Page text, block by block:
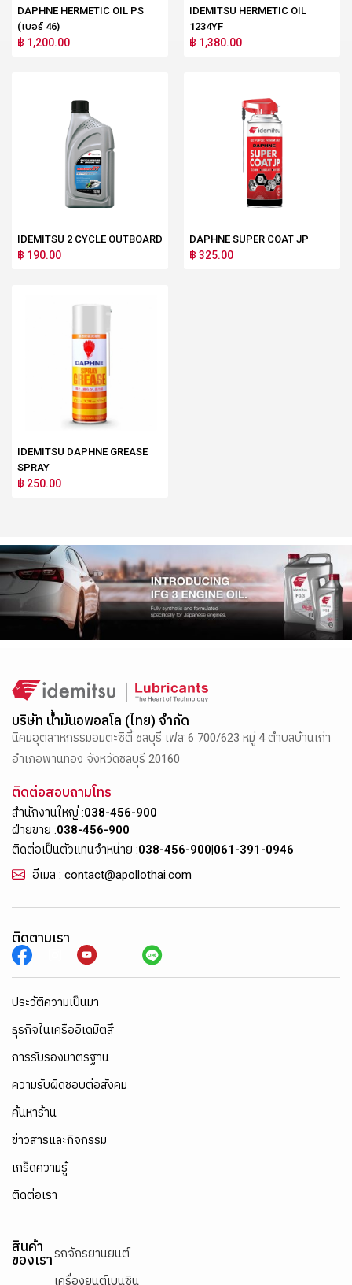
DAPHNE HERMETIC OIL PS
(เบอร์ 46)
฿ 1,200.00
IDEMITSU HERMETIC OIL
1234YF
฿ 1,380.00
IDEMITSU 2 CYCLE OUTBOARD
฿ 190.00
DAPHNE SUPER COAT JP
฿ 325.00
IDEMITSU DAPHNE GREASE
SPRAY
฿ 250.00
บริษัท น้ำมันอพอลโล (ไทย) จำกัด
นิคมอุตสาหกรรมอมตะซิตี้ ชลบุรี เฟส 6 700/623 หมู่ 4 ตำบลบ้านเก่า
อำเภอพานทอง จังหวัดชลบุรี 20160
ติดต่อสอบถามโทร
สำนักงานใหญ่ :038-456-900
ฝ่ายขาย :038-456-900
ติดต่อเป็นตัวแทนจำหน่าย :038-456-900|061-391-0946
อีเมล : contact@apollothai.com
ติดตามเรา
ประวัติความเป็นมา
ธุรกิจในเครืออิเดมิตสึ
การรับรองมาตรฐาน
ความรับผิดชอบต่อสังคม
ค้นหาร้าน
ข่าวสารและกิจกรรม
เกร็ดความรู้
ติดต่อเรา
สินค้า
ของเรารถจักรยานยนต์
เครื่องยนต์เบนซิน